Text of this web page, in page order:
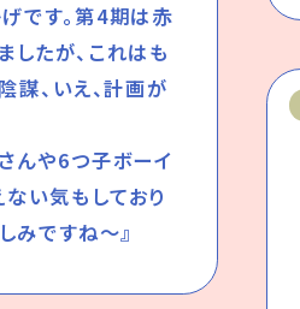
です。第4期は赤
たが、これはも
、いえ、計画が
んや6つ子ボーイ
い気もしており
みですね～』